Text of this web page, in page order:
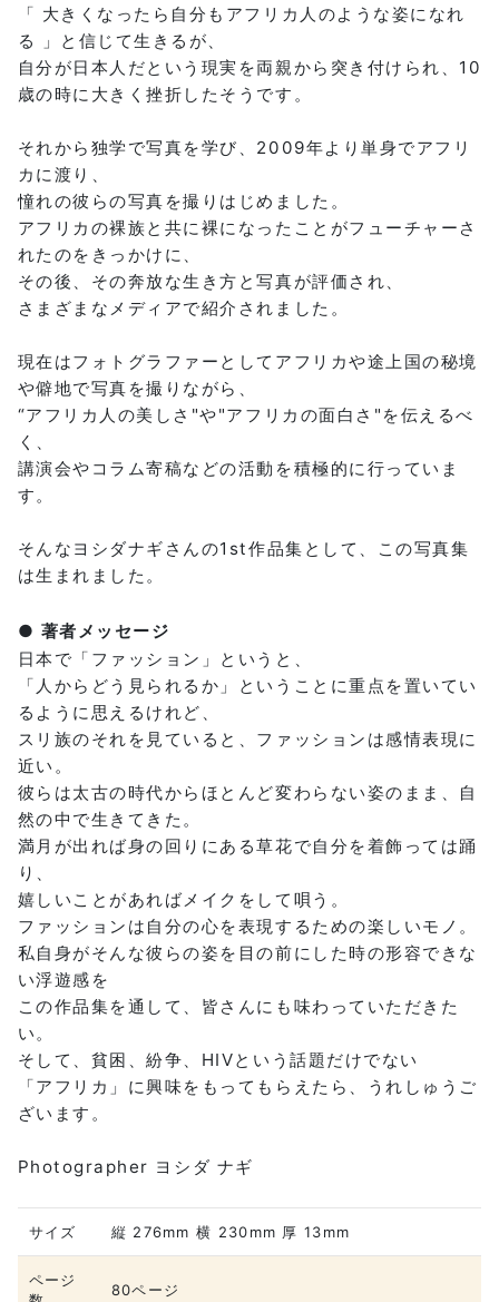
「 大きくなったら自分もアフリカ人のような姿になれ
る 」と信じて生きるが、
自分が日本人だという現実を両親から突き付けられ、10
歳の時に大きく挫折したそうです。
それから独学で写真を学び、2009年より単身でアフリ
カに渡り、
憧れの彼らの写真を撮りはじめました。
アフリカの裸族と共に裸になったことがフューチャーさ
れたのをきっかけに、
その後、その奔放な生き方と写真が評価され、
さまざまなメディアで紹介されました。
現在はフォトグラファーとしてアフリカや途上国の秘境
や僻地で写真を撮りながら、
“アフリカ人の美しさ"や"アフリカの面白さ"を伝えるべ
く、
講演会やコラム寄稿などの活動を積極的に行っていま
す。
そんなヨシダナギさんの1st作品集として、この写真集
は生まれました。
● 著者メッセージ
日本で「ファッション」というと、
「人からどう見られるか」ということに重点を置いてい
るように思えるけれど、
スリ族のそれを見ていると、ファッションは感情表現に
近い。
彼らは太古の時代からほとんど変わらない姿のまま、自
然の中で生きてきた。
満月が出れば身の回りにある草花で自分を着飾っては踊
り、
嬉しいことがあればメイクをして唄う。
ファッションは自分の心を表現するための楽しいモノ。
私自身がそんな彼らの姿を目の前にした時の形容できな
い浮遊感を
この作品集を通して、皆さんにも味わっていただきた
い。
そして、貧困、紛争、HIVという話題だけでない
「アフリカ」に興味をもってもらえたら、うれしゅうご
ざいます。
Photographer ヨシダ ナギ
サイズ 縦 276mm 横 230mm 厚 13mm
ページ
80ページ